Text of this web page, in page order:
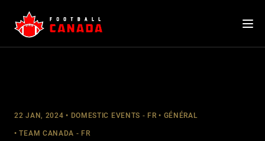
content
22 JAN, 2024 DOMESTIC EVENTS - FR GÉNÉRAL
TEAM CANADA - FR